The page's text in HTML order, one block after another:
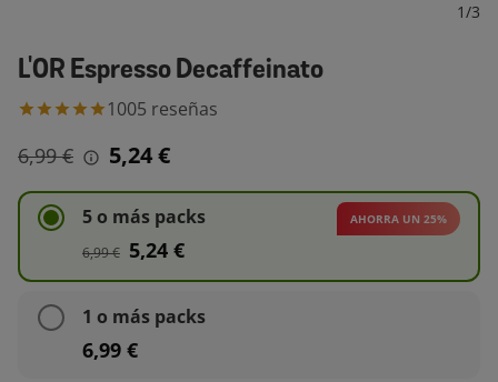
1/3
L'OR Espresso Decaffeinato
1005 reseñas
6,99 € 5,24 €
5 o más packs AHORRA UN 25%
6,99 € 5,24 €
1 o más packs
6,99 €